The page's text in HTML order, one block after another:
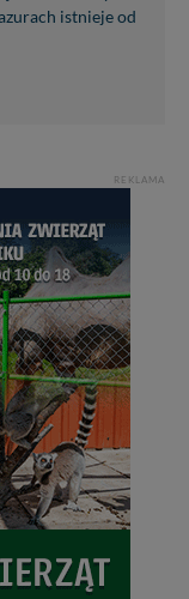
istnieje od
REKLAMA